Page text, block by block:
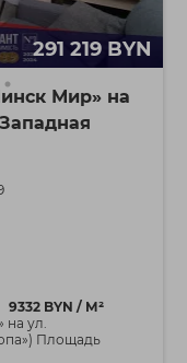
291 219 BYN
Мир» на
9332 BYN / М²
ул.
Площадь